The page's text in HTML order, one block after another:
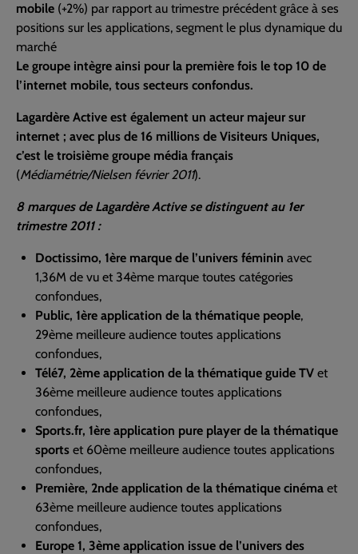
mobile (+2%) par rapport au trimestre précédent grâce à ses
positions sur les applications, segment le plus dynamique du
marché
Le groupe intègre ainsi pour la première fois le top 10 de
l’internet mobile, tous secteurs confondus.
Lagardère Active est également un acteur majeur sur
internet ; avec plus de 16 millions de Visiteurs Uniques,
c’est le troisième groupe média français
(Médiamétrie/Nielsen février 2011).
8 marques de Lagardère Active se distinguent au 1er
trimestre 2011 :
Doctissimo, 1ère marque de l’univers féminin avec
1,36M de vu et 34ème marque toutes catégories
confondues,
Public, 1ère application de la thématique people,
29ème meilleure audience toutes applications
confondues,
Télé7, 2ème application de la thématique guide TV et
36ème meilleure audience toutes applications
confondues,
Sports.fr, 1ère application pure player de la thématique
sports et 60ème meilleure audience toutes applications
confondues,
Première, 2nde application de la thématique cinéma et
63ème meilleure audience toutes applications
confondues,
Europe 1, 3ème application issue de l’univers des